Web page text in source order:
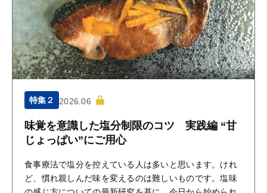
特集２ 2026.06
味覚を意識した塩分制限のコツ 実践編 “甘
じょっぱい”にご用心
食事療法で塩分を控えている人は多いと思います。けれ
ど、慣れ親しんだ味を変えるのは難しいものです。塩味